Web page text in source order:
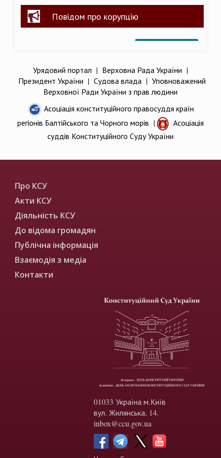
Повідом про корупцію
Урядовий портал | Верховна Рада України |
Президент України | Судова влада| Уповноважений
Верховної Ради України з прав людини
Асоціація конституційного правосуддя країн
регіонів Балтійського та Чорного морів |
Асоціація
суддів Конституційного Суду України
Про КСУ
Акти КСУ
Діяльність КСУ
До відома громадян
Публічна інформація
Взаємодія з медіа
Контакти
01033 Україна м.Київ
вул. Жилянська, 14.
inbox@ccu.gov.ua